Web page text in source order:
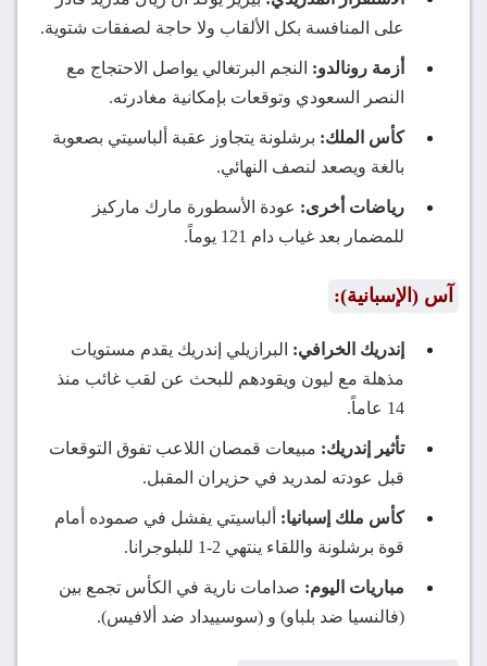
على المنافسة بكل الألقاب ولا حاجة لصفقات شتوية.
أزمة رونالدو: النجم البرتغالي يواصل الاحتجاج مع
النصر السعودي وتوقعات بإمكانية مغادرته.
كأس الملك: برشلونة يتجاوز عقبة ألباسيتي بصعوبة
بالغة ويصعد لنصف النهائي.
رياضات أخرى: عودة الأسطورة مارك ماركيز
للمضمار بعد غياب دام 121 يوماً.
آس (الإسبانية):
إندريك الخرافي: البرازيلي إندريك يقدم مستويات
مذهلة مع ليون ويقودهم للبحث عن لقب غائب منذ
14 عاماً.
تأثير إندريك: مبيعات قمصان اللاعب تفوق التوقعات
قبل عودته لمدريد في حزيران المقبل.
كأس ملك إسبانيا: ألباسيتي يفشل في صموده أمام
قوة برشلونة واللقاء ينتهي 2-1 للبلوجرانا.
مباريات اليوم: صدامات نارية في الكأس تجمع بين
(فالنسيا ضد بلباو) و (سوسييداد ضد ألافيس).